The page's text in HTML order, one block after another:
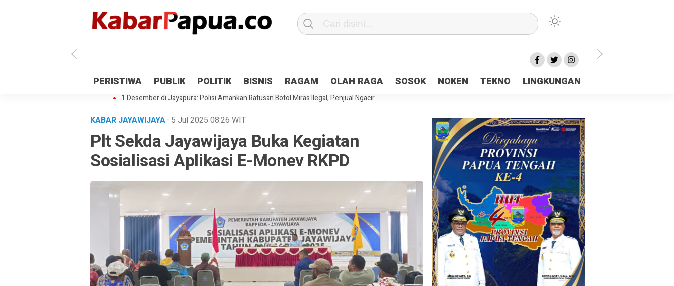
PERISTIWA PUBLIK POLITIK BISNIS RAGAM OLAH RAGA SOSOK NOKEN TEKNO LINGKUNGAN
Antisipasi 1 Desember, TNI Polri Patroli 2×24 jam di Kota Jayapura
Pesan Sejuk Polri di Deklarasi Pemilu Ceria Tanah Papua
Gedung Perpustakaan SMPN 5 Sentani Terbakar
Hibah Pilkada Jayapura Cair 10 Persen, Deposit Kas Daerah Rp23 Miliar Disorot
1 Desember di Jayapura: Polisi Amankan Ratusan Botol Miras Ilegal, Penjual Ngacir
KABAR JAYAWIJAYA· 5 Jul 2025 08:26 WIT
Plt Sekda Jayawijaya Buka Kegiatan
Sosialisasi Aplikasi E-Monev RKPD